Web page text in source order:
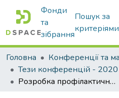
Фонди
та
зібрання
Пошук за
критеріями
Головна
Тези конференцій - 2020
Розробка профілактичних заходів по поліпшенню умов та безпеки праці водіїв, зайнятих перевезенням вантажів в агропромисловому комплексі